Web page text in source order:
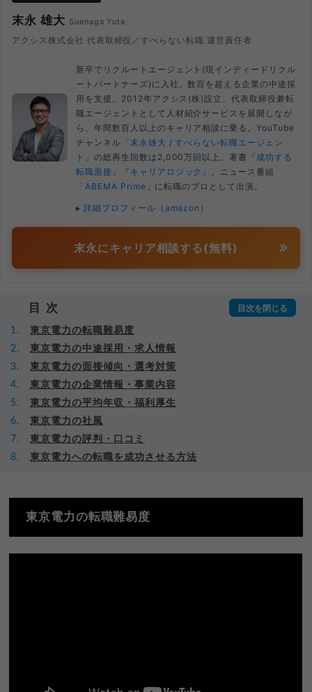
末永 雄大 Suenaga Yuta
アクシス株式会社 代表取締役／すべらない転職 運営責任者
新卒でリクルートエージェント(現インディードリクル
ートパートナーズ)に入社。数百を超える企業の中途採
用を支援。2012年アクシス(株)設立、代表取締役兼転
職エージェントとして人材紹介サービスを展開しなが
ら、年間数百人以上のキャリア相談に乗る。YouTube
チャンネル 「末永雄大 / すべらない転職エージェン
ト」 の総再生回数は2,000万回以上。著書 『成功する
転職面接』
『キャリアロジック』
。ニュース番組
「ABEMA Prime」 に転職のプロとして出演。
▸ 詳細プロフィール （ amazon ）
末永にキャリア相談する(無料)
目次
東京電力の転職難易度
東京電力の中途採用・求人情報
東京電力の面接傾向・選考対策
東京電力の企業情報・事業内容
東京電力の平均年収・福利厚生
東京電力の社風
東京電力の評判・口コミ
東京電力への転職を成功させる方法
東京電力の転職難易度